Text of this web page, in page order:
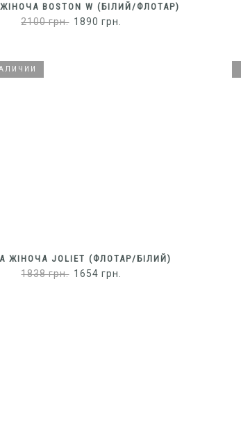
BOSTON W (БІЛИЙ/ФЛОТАР)
2100грн. 1890грн.
ЖІНОЧА JOLIET (ФЛОТАР/БІЛИЙ)
1838грн. 1654грн.